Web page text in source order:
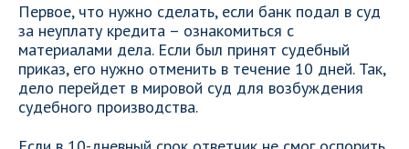
Первое, что нужно сделать, если банк подал в суд
за неуплату кредита – ознакомиться с
материалами дела. Если был принят судебный
приказ, его нужно отменить в течение 10 дней. Так,
дело перейдет в мировой суд для возбуждения
судебного производства.